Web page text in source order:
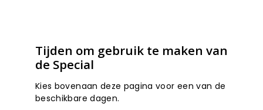
Tijden om gebruik te maken van
de Special
Kies bovenaan deze pagina voor een van de
beschikbare dagen.